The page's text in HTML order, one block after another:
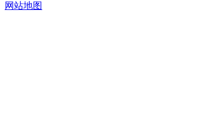
网站地图